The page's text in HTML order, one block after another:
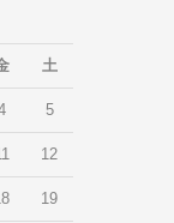
土
5
12
19